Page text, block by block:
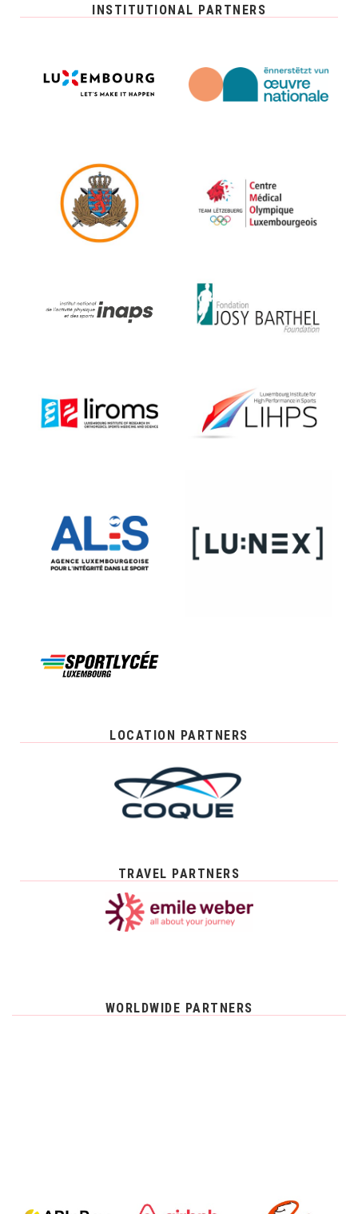
INSTITUTIONAL PARTNERS
LOCATION PARTNERS
TRAVEL PARTNERS
WORLDWIDE PARTNERS